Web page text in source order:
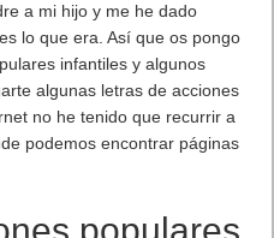
a mi hijo y me he dado
lo que era. Así que os pongo
infantiles y algunos
algunas letras de acciones
no he tenido que recurrir a
podemos encontrar páginas